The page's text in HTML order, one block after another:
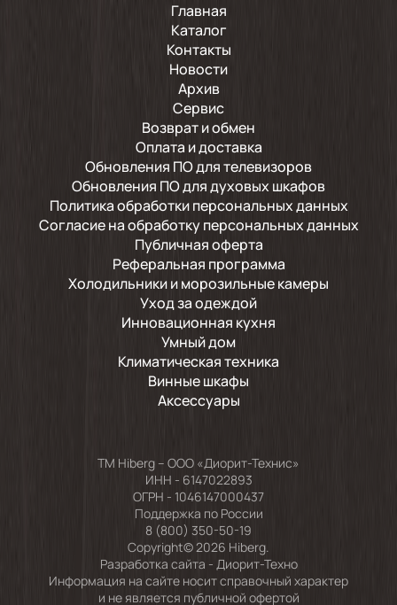
Главная
Каталог
Контакты
Новости
Архив
Сервис
Возврат и обмен
Оплата и доставка
Обновления ПО для телевизоров
Обновления ПО для духовых шкафов
Политика обработки персональных данных
Согласие на обработку персональных данных
Публичная оферта
Реферальная программа
Холодильники и морозильные камеры
Уход за одеждой
Инновационная кухня
Умный дом
Климатическая техника
Винные шкафы
Аксессуары
TM Hiberg – ООО «Диорит-Технис»
ИНН - 6147022893
ОГРН - 1046147000437
Поддержка по России
8 (800) 350-50-19
Copyright© 2026 Hiberg.
Разработка сайта - Диорит-Техно
Информация на сайте носит справочный характер
и не является публичной офертой